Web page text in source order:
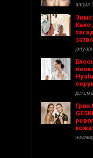
април
Како
Грин